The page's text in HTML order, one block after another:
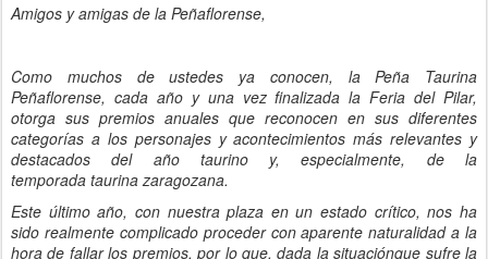
Amigos y amigas de la Peñaflorense,
Como muchos de ustedes ya conocen, la Peña Taurina
Peñaflorense, cada año y una vez finalizada laFeria del Pilar,
otorga sus premios anuales que reconocen en sus diferentes
categorías a los personajes yacontecimientos más relevantes y
destacados del añotaurino y, especialmente, de la
temporada taurinazaragozana.
Este último año, con nuestra plaza en un estado crítico, nos ha
sido realmente complicado proceder con aparentenaturalidad a la
hora de fallar los premios, por lo que, dada la situaciónque sufrela